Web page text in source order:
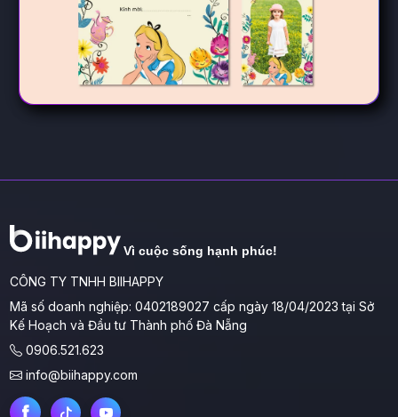
Vì cuộc sống hạnh phúc!
CÔNG TY TNHH BIIHAPPY
Mã số doanh nghiệp: 0402189027 cấp ngày 18/04/2023 tại Sở
Kế Hoạch và Đầu tư Thành phố Đà Nẵng
0906.521.623
info@biihappy.com